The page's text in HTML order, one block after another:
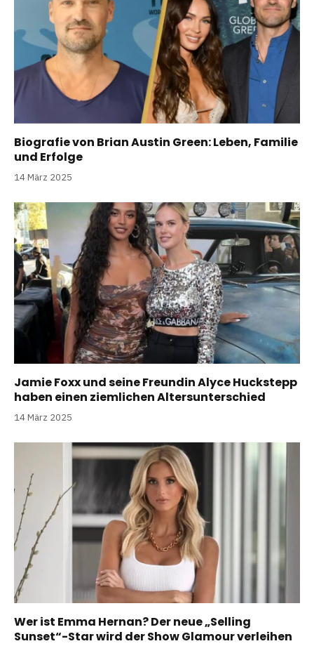
Biografie von Brian Austin Green: Leben, Familie
und Erfolge
14 März 2025
Jamie Foxx und seine Freundin Alyce Huckstepp
haben einen ziemlichen Altersunterschied
14 März 2025
Wer ist Emma Hernan? Der neue „Selling
Sunset“-Star wird der Show Glamour verleihen